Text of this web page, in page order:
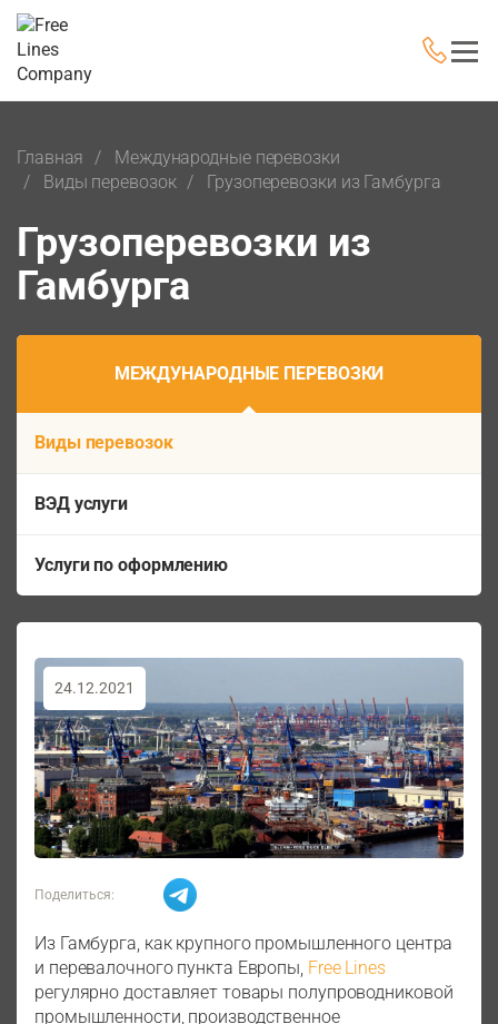
Главная
Международные перевозки
Виды перевозок
Грузоперевозки из Гамбурга
Грузоперевозки из
Гамбурга
МЕЖДУНАРОДНЫЕ ПЕРЕВОЗКИ
Виды перевозок
ВЭД услуги
Услуги по оформлению
24.12.2021
Поделиться:
Из Гамбурга, как крупного промышленного центра
и перевалочного пункта Европы, Free Lines
регулярно доставляет товары полупроводниковой
промышленности, производственное